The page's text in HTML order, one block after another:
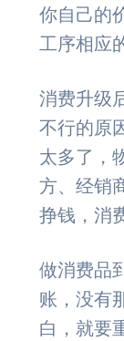
你自己的
工序相应
消费升级
不行的原
太多了，
方、经销
挣钱，消
做消费品
账，没有
白，就要